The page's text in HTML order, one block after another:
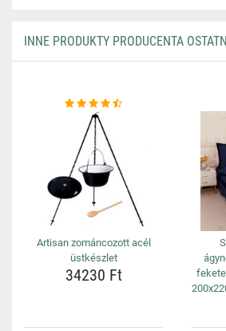
INNE PRODUKTY PRODUCENTA
Artisan zománcozott acél
üstkészlet
34230 Ft